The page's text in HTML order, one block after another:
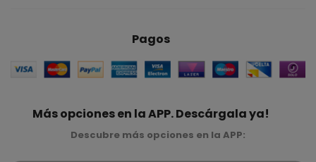
Pagos
Más opciones en la APP. Descárgala ya!
Descubre más opciones en la APP: